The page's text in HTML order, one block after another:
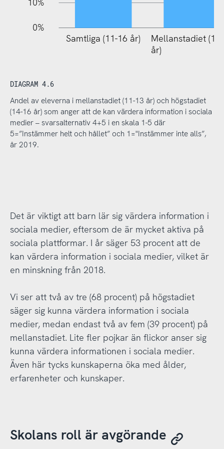
10%
0%
Samtliga (11-16 år)
Mellanstadiet
år)
DIAGRAM 4.6
Andel av eleverna i mellanstadiet (11-13 år) och högstadiet
(14-16 år) som anger att de kan värdera information i sociala
medier – svarsalternativ 4+5 i en skala 1-5 där
5=”Instämmer helt och hållet” och 1="Instämmer inte alls”,
år 2019.
Det är viktigt att barn lär sig värdera information i
sociala medier, eftersom de är mycket aktiva på
sociala plattformar. I år säger 53 procent att de
kan värdera information i sociala medier, vilket är
en minskning från 2018.
Vi ser att två av tre (68 procent) på högstadiet
säger sig kunna värdera information i sociala
medier, medan endast två av fem (39 procent) på
mellanstadiet. Lite fler pojkar än flickor anser sig
kunna värdera informationen i sociala medier.
Även här tycks kunskaperna öka med ålder,
erfarenheter och kunskaper.
Skolans roll är avgörande